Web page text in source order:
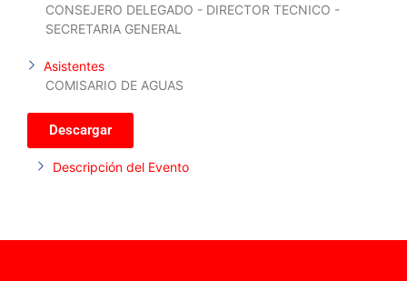
CONSEJERO DELEGADO - DIRECTOR TECNICO -
SECRETARIA GENERAL
Asistentes
COMISARIO DE AGUAS
Descargar
Descripción del Evento